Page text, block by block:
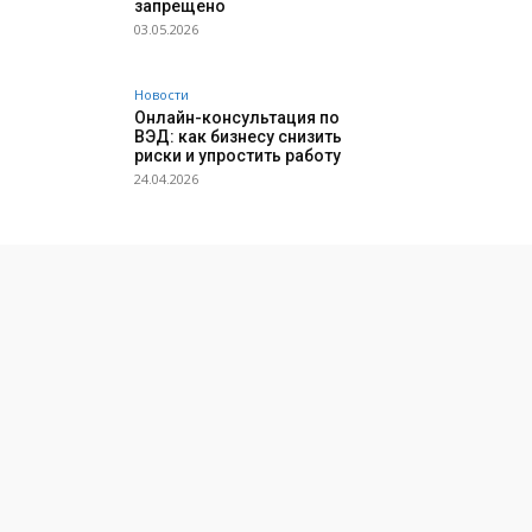
запрещено
03.05.2026
Новости
Онлайн-консультация по
ВЭД: как бизнесу снизить
риски и упростить работу
24.04.2026